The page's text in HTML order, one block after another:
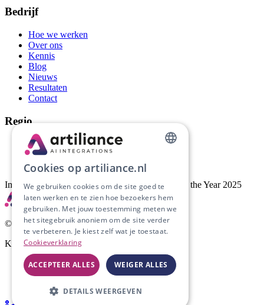
Bedrijf
Hoe we werken
Over ons
Kennis
Blog
Nieuws
Resultaten
Contact
Regio
AI-automatisering Groningen
AI-automatisering Drenthe
AI-automatisering Friesland
Implementatiepartner van Artific, AI Company of the Year 2025
© 2026Artiliance. Alle rechten voorbehouden.
KvK53204441· BTW
Privacy
Voorwaarden
Cookies
Cookies op artiliance.nl
We gebruiken cookies om de site goed te
laten werken en te zien hoe bezoekers hem
gebruiken. Met jouw toestemming meten we
het sitegebruik anoniem om de site verder
te verbeteren. Je kiest zelf wat je toestaat.
Cookieverklaring
ACCEPTEER ALLES WEIGER ALLES
DETAILS WEERGEVEN